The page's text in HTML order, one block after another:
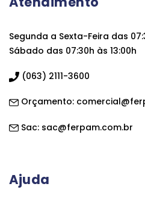
Segunda a Sexta-Feira das
Sábado das 07:30h às 13:00h
(063) 2111-3600
Orçamento:
Sac: sac@ferpam.com.br
Ajuda